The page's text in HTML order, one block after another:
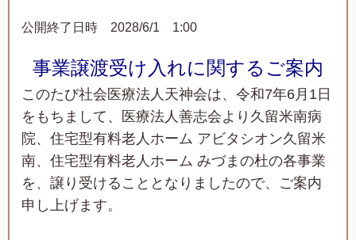
公開終了日時 2028/6/1 1:00
事業譲渡受け入れに関するご案内
このたび社会医療法人天神会は、令和7年6月1日
をもちまして、医療法人善志会より久留米南病
院、住宅型有料老人ホーム アビタシオン久留米
南、住宅型有料老人ホーム みづまの杜の各事業
を、譲り受けることとなりましたので、ご案内
申し上げます。